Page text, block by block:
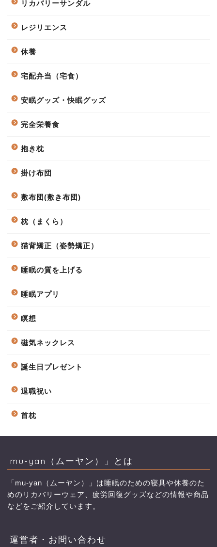
リカバリーサンダル
レジリエンス
休養
宅配弁当（宅食）
安眠グッズ・快眠グッズ
完全栄養食
抱き枕
掛け布団
敷布団(敷き布団)
枕（まくら）
猫背矯正（姿勢矯正）
睡眠の質を上げる
睡眠アプリ
瞑想
磁気ネックレス
誕生日プレゼント
退職祝い
首枕
mu-yan（ムーヤン）」とは
「mu-yan（ムーヤン）」は睡眠のための寝具や休養のた
めのリカバリーウェア、疲労回復グッズなどの情報や商品
などをご紹介しています。
運営者・お問い合わせ